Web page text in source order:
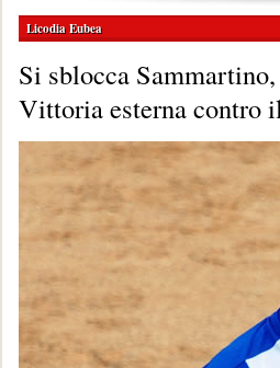
Licodia Eubea
Si sblocca
Vittoria esterna contro